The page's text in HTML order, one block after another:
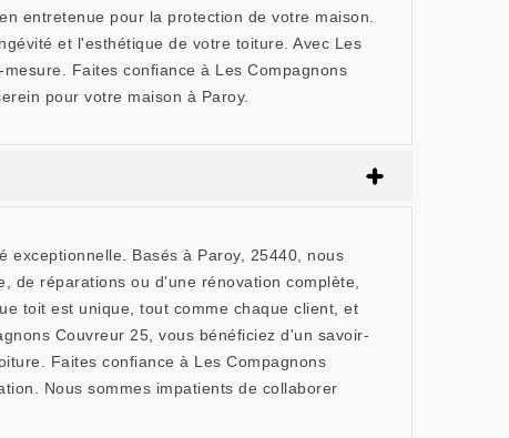
entretenue pour la protection de votre maison.
et l'esthétique de votre toiture. Avec Les
Faites confiance à Les Compagnons
pour votre maison à Paroy.
exceptionnelle. Basés à Paroy, 25440, nous
de réparations ou d'une rénovation complète,
toit est unique, tout comme chaque client, et
Couvreur 25, vous bénéficiez d'un savoir-
Faites confiance à Les Compagnons
Nous sommes impatients de collaborer